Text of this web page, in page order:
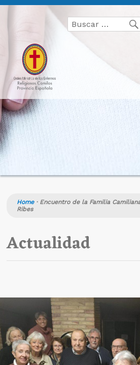
Buscar
por:
Home· Encuentro de la Familia
Ribes
Actualidad